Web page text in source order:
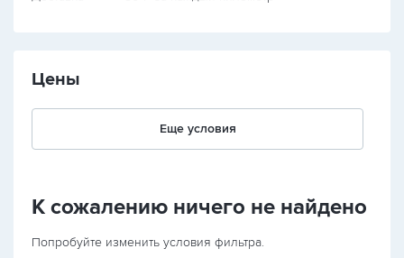
Цены
Еще условия
К сожалению ничего не найдено
Попробуйте изменить условия фильтра.